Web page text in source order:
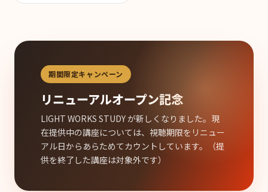
期間限定キャンペーン
リニューアルオープン記念
LIGHT WORKS STUDY が新しくなりました。現
在提供中の講座については、視聴期限をリニュー
アル日からあらためてカウントしています。（提
供を終了した講座は対象外です）